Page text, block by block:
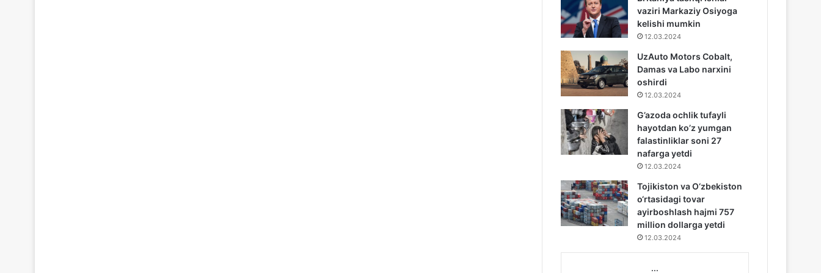
vaziri Markaziy Osiyoga
kelishi mumkin
12.03.2024
UzAuto Motors Cobalt,
Damas va Labo narxini
oshirdi
12.03.2024
G’azoda ochlik tufayli
hayotdan ko’z yumgan
falastinliklar soni 27
nafarga yetdi
12.03.2024
Tojikiston va O‘zbekiston
o‘rtasidagi tovar
ayirboshlash hajmi 757
million dollarga yetdi
12.03.2024
...